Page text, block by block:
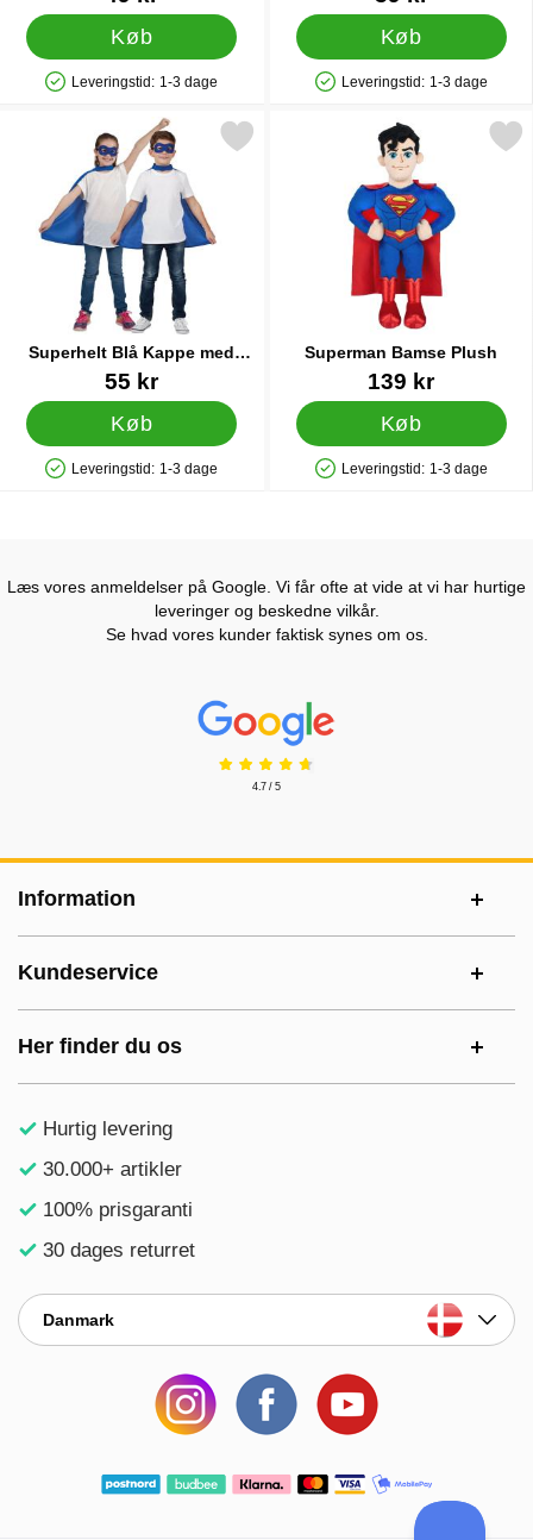
Køb
Produkttilgængelighed: På lager
Leveringstid: 1-3 dage
Køb
Produkttilgængelighed: På lager
Leveringstid: 1-3 dage
Superhelt Blå Kappe med
Øjenmaske Børn
Varenr 1133955 kr
Køb
Produkttilgængelighed: På lager
Leveringstid: 1-3 dage
superhelt Blå Kappe med Øjenmaske Børn som favorit
Superman Bamse Plush
Varenr 40197139 kr
Køb
Produkttilgængelighed: På lager
Leveringstid: 1-3 dage
Markér superman
Læs vores anmeldelser på Google. Vi får ofte at vide at vi har hurtige
leveringer og beskedne vilkår.
Se hvad vores kunder faktisk synes om os.
Prisjakt Anmeldelser: 4.7 Stjerne
4.7 / 5
Information
Kundeservice
Her finder du os
Hurtig levering
30.000+ artikler
100% prisgaranti
30 dages returret
Danmark